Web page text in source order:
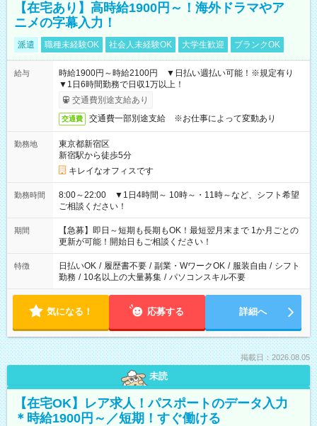
【在宅あり】高時給1900円～！海外ドラマやア
ニメの字幕入力！
派遣 職種未経験OK 社会人未経験OK 大学生歓迎 ブランクOK
給与
時給1900円～時給2100円 ▼日払い週払い可能！※規定有り
▼1日6時間勤務で日収1万以上！
交通費別途支給あり
交通費 交通費一部別途支給 ※お仕事によって変動あり
勤務地
東京都新宿区
新宿駅から徒歩5分
キレイなオフィスです
勤務時間
8:00～22:00 ▼1日4時間～ 10時～・11時～など、シフト希望
ご相談ください！
期間
【急募】即日～短期も長期もOK！最短翌月末まで 1か月ごとの
更新が可能！開始日もご相談ください！
特徴 日払いOK / 履歴書不要 / 副業・WワークOK / 服装自由 / シフト
勤務 / 10名以上の大量募集 / パソコンスキル不要
気になる！ 応募する 詳細へ
掲載日：2026.08.05
未読
【在宅OK】レア求人！パスポートのデータ入力
＊時給1900円～／短期！すぐ働ける